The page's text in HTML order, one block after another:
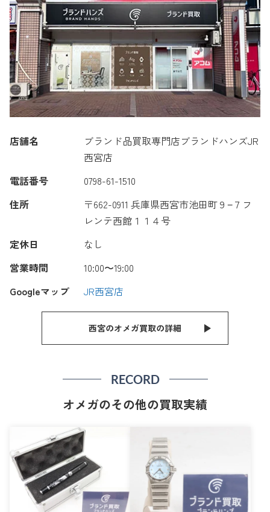
店舗名
ブランド品買取専門店ブランドハンズJR
西宮店
電話番号
0798-61-1510
住所
〒662-0911 兵庫県西宮市池田町９−７フ
レンテ西館１１４号
定休日
なし
営業時間
10:00〜19:00
Googleマップ
JR西宮店
西宮のオメガ買取の詳細
RECORD
オメガのその他の買取実績